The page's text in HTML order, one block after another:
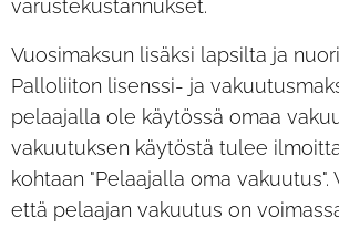
varustekustannukset.
Vuosimaksun lisäksi lapsilta ja
Palloliiton lisenssi- ja
pelaajalla ole käytössä omaa
vakuutuksen käytöstä tulee
kohtaan "Pelaajalla oma vakuutus".
että pelaajan vakuutus on